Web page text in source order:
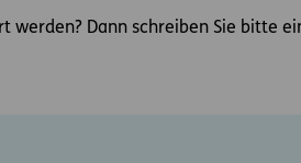
Dann schreiben Sie bitte